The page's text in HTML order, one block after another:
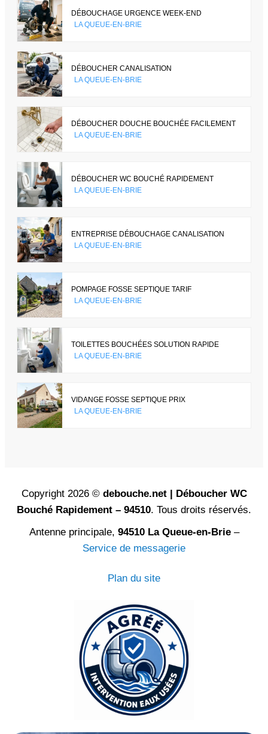
DÉBOUCHAGE URGENCE WEEK-END
LA QUEUE-EN-BRIE
DÉBOUCHER CANALISATION
LA QUEUE-EN-BRIE
DÉBOUCHER DOUCHE BOUCHÉE FACILEMENT
LA QUEUE-EN-BRIE
DÉBOUCHER WC BOUCHÉ RAPIDEMENT
LA QUEUE-EN-BRIE
ENTREPRISE DÉBOUCHAGE CANALISATION
LA QUEUE-EN-BRIE
POMPAGE FOSSE SEPTIQUE TARIF
LA QUEUE-EN-BRIE
TOILETTES BOUCHÉES SOLUTION RAPIDE
LA QUEUE-EN-BRIE
VIDANGE FOSSE SEPTIQUE PRIX
LA QUEUE-EN-BRIE
Copyright 2026 © debouche.net | Déboucher WC
Bouché Rapidement – 94510. Tous droits réservés.
Antenne principale, 94510 La Queue-en-Brie–
Service de messagerie
Plan du site